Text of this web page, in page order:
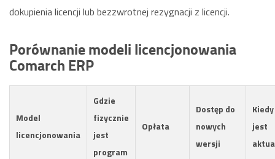
dokupienia licencji lub bezzwrotnej rezygnacji z licencji.
Porównanie modeli licencjonowania
Comarch ERP
Model
licencjonowania
Gdzie
fizycznie
jest
program
Opłata
Dostęp do
nowych
wersji
jest